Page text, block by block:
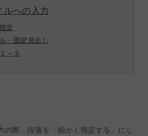
ルへの入力
定
・固定見出し
～５
の際、段落を「細かく指定する」にし